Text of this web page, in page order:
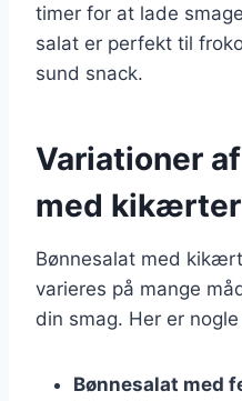
timer for at lade
salat er perfekt til
sund snack.
Variationer
med
Bønnesalat med
varieres på mange
din smag. Her er
Bønnesalat med